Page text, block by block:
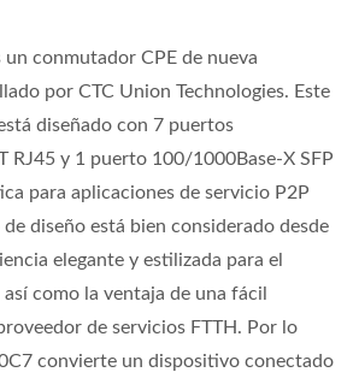
un conmutador CPE de nueva
por CTC Union Technologies. Este
diseñado con 7 puertos
RJ45 y 1 puerto 100/1000Base-X SFP
para aplicaciones de servicio P2P
diseño está bien considerado desde
elegante y estilizada para el
como la ventaja de una fácil
de servicios FTTH. Por lo
convierte un dispositivo conectado